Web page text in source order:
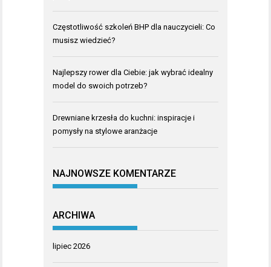
Częstotliwość szkoleń BHP dla nauczycieli: Co
musisz wiedzieć?
Najlepszy rower dla Ciebie: jak wybrać idealny
model do swoich potrzeb?
Drewniane krzesła do kuchni: inspiracje i
pomysły na stylowe aranżacje
NAJNOWSZE KOMENTARZE
ARCHIWA
lipiec 2026